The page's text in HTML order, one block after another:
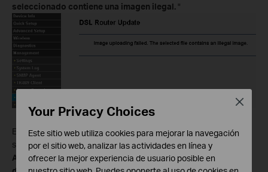
seleccionado contiene una imagen ilegal. "
En cuanto a lasolución Trendchip, se encontrará con el
siguiente mensaje deerror:"Error: NO SE PUEDE
ACTUALIZAR DEBIDO A ... El enrutador no aceptó el archivo
Your Privacy Choices
Este sitio web utiliza cookies para mejorar la navegación
por el sitio web, analizar las actividades en línea y
ofrecer la mejor experiencia de usuario posible en
Close